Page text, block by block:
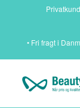
• Fri fragt i